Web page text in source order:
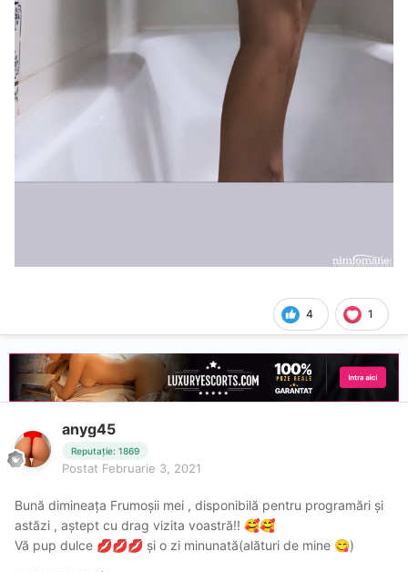
4 1
anyg45
Reputație: 1869
Postat Februarie 3, 2021
Bună dimineața Frumoșii mei , disponibilă pentru programări și
astăzi , aștept cu drag vizita voastră!! 🥰🥰
Vă pup dulce 💋💋💋 și o zi minunată(alături de mine 😋)